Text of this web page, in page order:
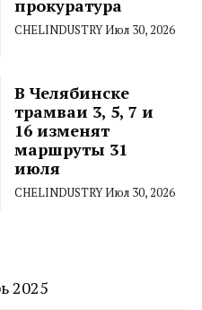
прокуратура
CHELINDUSTRYИюл 30, 2026
В Челябинске
трамваи 3, 5, 7 и
16 изменят
маршруты 31
июля
CHELINDUSTRYИюл 30, 2026
2025